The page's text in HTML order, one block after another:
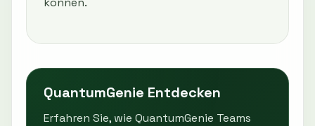
QuantumGenie Entdecken
Erfahren Sie, wie QuantumGenie Teams